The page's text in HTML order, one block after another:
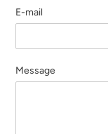
E-mail
Message